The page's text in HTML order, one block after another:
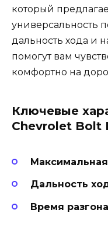
который
универсальность
дальность хода и
помогут вам
комфортно на
Ключевые
Chevrolet Bolt
Дальность
Время